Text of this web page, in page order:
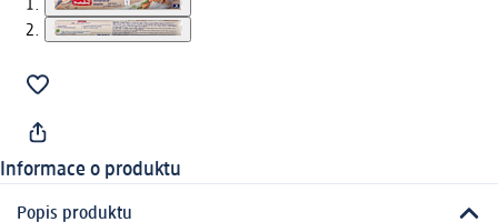
Informace o produktu
Popis produktu